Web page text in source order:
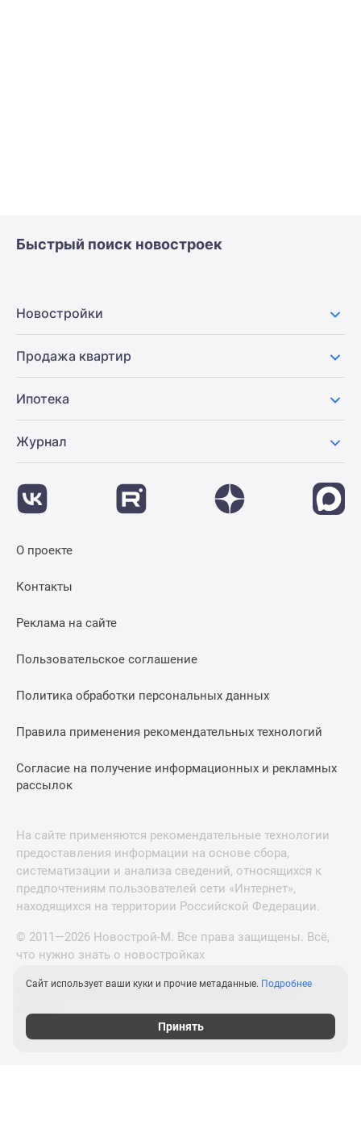
Быстрый поиск новостроек
Новостройки
Продажа квартир
Ипотека
Журнал
О проекте
Контакты
Реклама на сайте
Пользовательское соглашение
Политика обработки персональных данных
Правила применения рекомендательных технологий
Согласие на получение информационных и рекламных
рассылок
На сайте применяются рекомендательные технологии
предоставления информации на основе сбора,
систематизации и анализа сведений, относящихся к
предпочтениям пользователей сети «Интернет»,
находящихся на территории Российской Федерации.
© 2011—2026 Новострой-М. Все права защищены. Всё,
что нужно знать о новостройках
Новостройки Санкт-Петербурга и Ленинградской
Сайт использует ваши куки и прочие метаданные. Подробнее
Принять